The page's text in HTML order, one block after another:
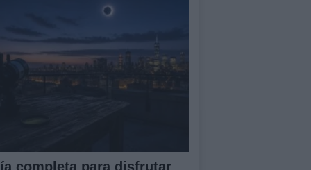
completa para disfrutar